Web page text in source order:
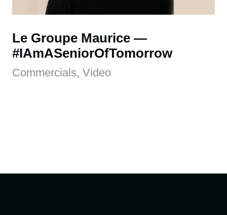
Le Groupe Maurice
#IAmASeniorOfTomorrow
Commercials, Video